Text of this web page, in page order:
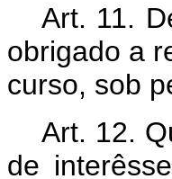
Art. 11.
obrigado a
curso, sob
Art. 12.
de